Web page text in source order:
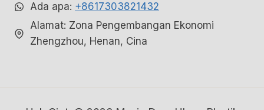
Ada apa: +8617303821432
Alamat: Zona Pengembangan Ekonomi
Zhengzhou, Henan, Cina